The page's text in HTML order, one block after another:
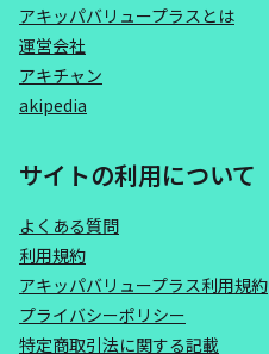
アキッパバリュープラスとは
運営会社
アキチャン
akipedia
サイトの利用について
よくある質問
利用規約
アキッパバリュープラス利用規約
プライバシーポリシー
特定商取引法に関する記載